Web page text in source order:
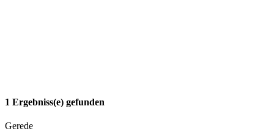
1 Ergebniss(e) gefunden
Gerede